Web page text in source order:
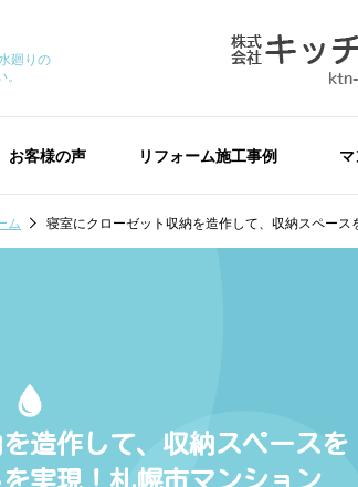
廻りの
お客様の声 リフォーム施工事例
ム 寝室にクローゼット収納を造作して、収納スペー
造作して、収納スペースを
実現！札幌市マンション